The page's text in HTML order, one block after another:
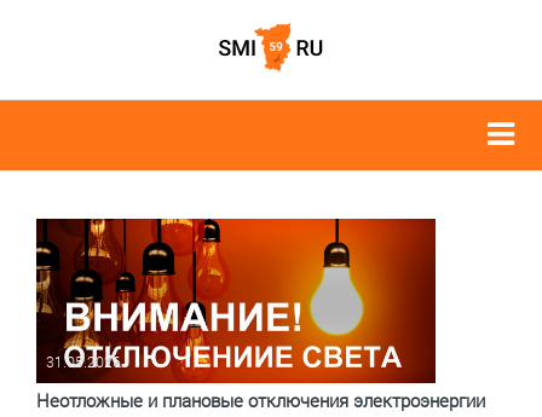
31.05.2026
Неотложные и плановые отключения электроэнергии